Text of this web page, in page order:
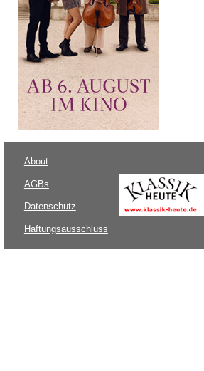
About
AGBs
Datenschutz
Haftungsausschluss